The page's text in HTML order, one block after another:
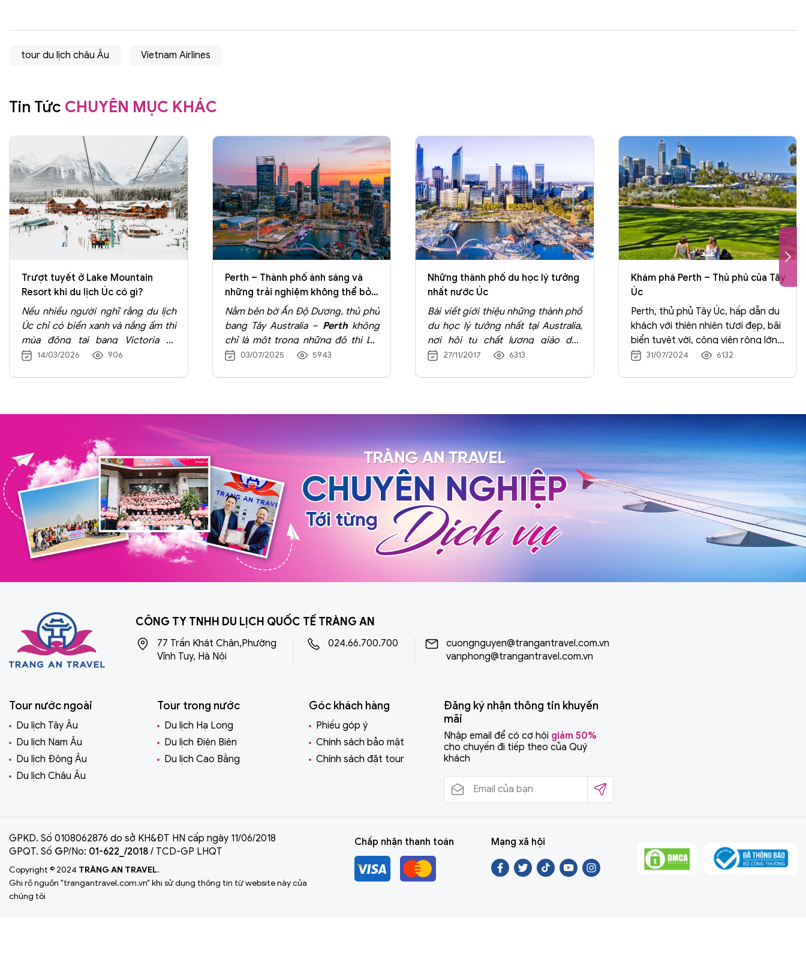
tour du lịch châu Âu Vietnam Airlines
Tin Tức CHUYÊN MỤC KHÁC
Trượt tuyết ở Lake Mountain
Resort khi du lịch Úc có gì?
Nếu nhiều người nghĩ rằng du lịch
Úc chỉ có biển xanh và nắng ấm thì
mùa đông tại bang Victoria sẽ
mang đến một trải nghiệm hoàn
Úc, Lake Mountain Alpine Resort là
điểm đến rất được yêu thích nhờ vị
trí thuận tiện và cảnh quan tuyệt
đẹp.
14/03/2026 906
Perth – Thành phố ánh sáng và
những trải nghiệm không thể bỏ
lỡ
Nằm bên bờ Ấn Độ Dương, thủ phủ
bang Tây Australia – Perthkhông
chỉ là một trong những đô thị lớn
nhất của xứ sở chuột túi, mà còn
Trung Hải và hàng loạt hoạt động
đặc điểm đó, nơi đây được biết
đến rộng rãi với tên gọi "thành phố
ánh sáng" – một biệt danh gắn liền
với lịch sử và lòng hiếu khách của
người dân địa phương.
03/07/2025 5943
Những thành phố du học lý tưởng
nhất nước Úc
Bài viết giới thiệu những thành phố
du học lý tưởng nhất tại Australia,
nơi hội tụ chất lượng giáo dục
hàng đầu, môi trường sống an toàn
Sydney năng động và đa văn hóa,
nghệ thuật, Brisbane với chi phí
hợp lý và khí hậu dễ chịu, Canberra
yên bình, học thuật cao, cùng
Adelaide và Perth nổi bật bởi mức
sống vừa phải và chất lượng đào
tạo tốt.
27/11/2017 6313
Khám phá Perth – Thủ phủ của Tây
Úc
Perth, thủ phủ Tây Úc, hấp dẫn du
khách với thiên nhiên tươi đẹp, bãi
biển tuyệt vời, công viên rộng lớn
và khí hậu dễ chịu. Đây là điểm đến
31/07/2024 6132
CÔNG TY TNHH DU LỊCH QUỐC TẾ TRÀNG AN
77 Trần Khát Chân,Phường
Vĩnh Tuy, Hà Nội
024.66.700.700
cuongnguyen@trangantravel.com.vn
vanphong@trangantravel.com.vn
Tour nước ngoài
Du lịch Tây Âu
Du lịch Nam Âu
Du lịch Đông Âu
Du lịch Châu Âu
Tour trong nước
Du lịch Hạ Long
Du lịch Điện Biên
Du lịch Cao Bằng
Góc khách hàng
Phiếu góp ý
Chính sách bảo mật
Chính sách đặt tour
Đăng ký nhận thông tin khuyến
mãi
Nhập email để có cơ hội giảm 50%
cho chuyến đi tiếp theo của Quý
khách
GPKD. Số 0108062876 do sở KH&ĐT HN cấp ngày 11/06/2018
GPQT. Số GP/No: 01-622_/2018 / TCD-GP LHQT
Copyright © 2024 TRÀNG AN TRAVEL.
Ghi rõ nguồn "trangantravel.com.vn" khi sử dụng thông tin từ website này của
chúng tôi
Chấp nhận thanh toán Mạng xã hội